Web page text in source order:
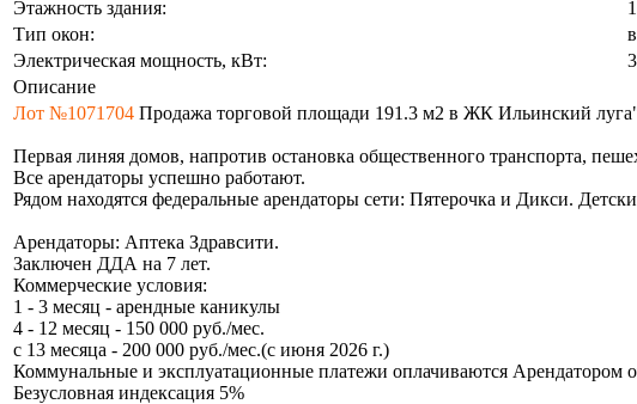
Этажность здания:
Тип окон:
Электрическая мощность, кВт:
Описание
Лот №1071704 Продажа торговой площади 191.3 м2 в ЖК Ильинский
Первая линяя домов, напротив остановка общественного транспорта,
Все арендаторы успешно работают.
Рядом находятся федеральные арендаторы сети: Пятерочка и Дикси.
Арендаторы: Аптека Здравсити.
Заключен ДДА на 7 лет.
Коммерческие условия:
1 - 3 месяц - арендные каникулы
4 - 12 месяц - 150 000 руб./мес.
с 13 месяца - 200 000 руб./мес.(с июня 2026 г.)
Коммунальные и эксплуатационные платежи оплачиваются Арендатором
Безусловная индексация 5%